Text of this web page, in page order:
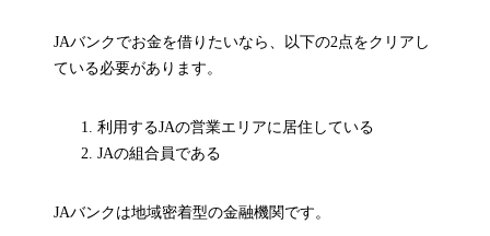
JAバンクでお金を借りたいなら、以下の2点をクリアし
ている必要があります。
利用するJAの営業エリアに居住している
JAの組合員である
JAバンクは地域密着型の金融機関です。